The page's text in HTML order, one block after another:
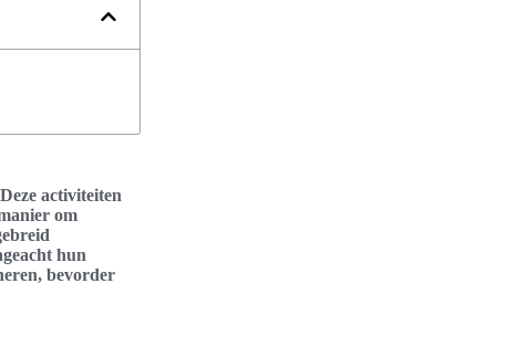
activiteiten
om
hun
bevorder